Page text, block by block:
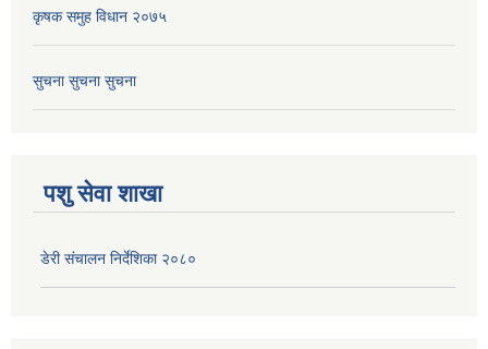
कृषक समुह विधान २०७५
सुचना सुचना सुचना
पशु सेवा शाखा
डेरी संचालन निर्देशिका २०८०